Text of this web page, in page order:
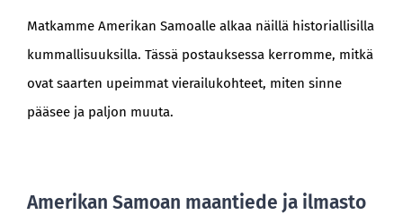
Matkamme Amerikan Samoalle alkaa näillä historiallisilla
kummallisuuksilla. Tässä postauksessa kerromme, mitkä
ovat saarten upeimmat vierailukohteet, miten sinne
pääsee ja paljon muuta.
Amerikan Samoan maantiede ja ilmasto